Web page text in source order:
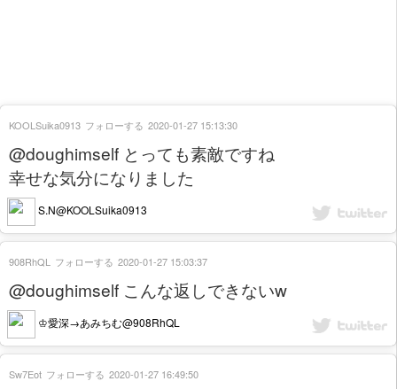
@doughimself とっても素敵ですね
幸せな気分になりました
S.N@KOOLSuika0913
KOOLSuika0913 フォローする 2020-01-27 15:13:30
@doughimself こんな返しできないw
♔愛深→あみちむ@908RhQL
908RhQL フォローする 2020-01-27 15:03:37
Sw7Eot フォローする 2020-01-27 16:49:50